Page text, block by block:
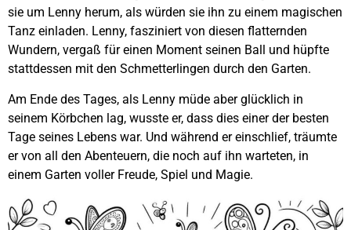
sie um Lenny herum, als würden sie ihn zu einem magischen
Tanz einladen. Lenny, fasziniert von diesen flatternden
Wundern, vergaß für einen Moment seinen Ball und hüpfte
stattdessen mit den Schmetterlingen durch den Garten.
Am Ende des Tages, als Lenny müde aber glücklich in
seinem Körbchen lag, wusste er, dass dies einer der besten
Tage seines Lebens war. Und während er einschlief, träumte
er von all den Abenteuern, die noch auf ihn warteten, in
einem Garten voller Freude, Spiel und Magie.